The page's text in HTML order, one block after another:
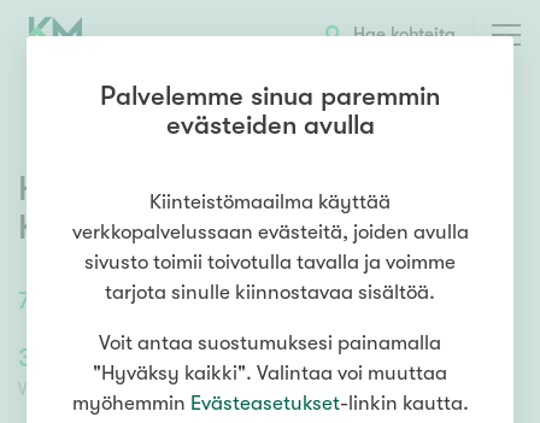
Hae kohteita
71,5 3h+kt+s+10,4m2 varasto
Hipposkylänkuja 10 A 14,
Kissanmaa,Tampere
322 950,00 €
Velaton hinta
129 180,00 €
Palvelemme sinua paremmin
evästeiden avulla
Kiinteistömaailma käyttää
verkkopalvelussaan evästeitä, joiden avulla
sivusto toimii toivotulla tavalla ja voimme
tarjota sinulle kiinnostavaa sisältöä.
Voit antaa suostumuksesi painamalla
"Hyväksy kaikki". Valintaa voi muuttaa
myöhemmin Evästeasetukset-linkin kautta.